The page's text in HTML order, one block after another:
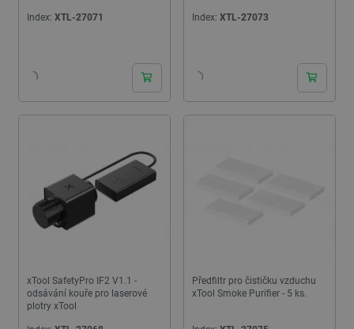
Index: XTL-27071 Index: XTL-27073
xTool SafetyPro IF2 V1.1 -
odsávání kouře pro laserové
plotry xTool
Předfiltr pro čističku vzduchu
xTool Smoke Purifier - 5 ks.